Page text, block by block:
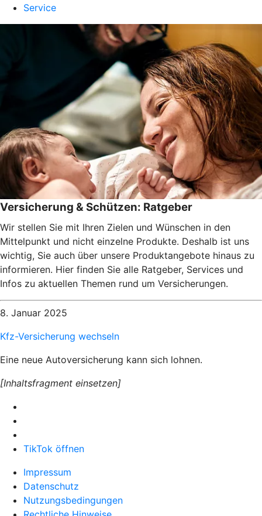
Service
Versicherung & Schützen: Ratgeber
Wir stellen Sie mit Ihren Zielen und Wünschen in den
Mittelpunkt und nicht einzelne Produkte. Deshalb ist uns
wichtig, Sie auch über unsere Produktangebote hinaus zu
informieren. Hier finden Sie alle Ratgeber, Services und
Infos zu aktuellen Themen rund um Versicherungen.
8. Januar 2025
Kfz-Versicherung wechseln
Eine neue Autoversicherung kann sich lohnen.
[Inhaltsfragment einsetzen]
TikTok öffnen
Impressum
Datenschutz
Nutzungsbedingungen